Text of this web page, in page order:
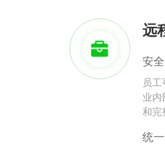
远
安
员
业
和完
统